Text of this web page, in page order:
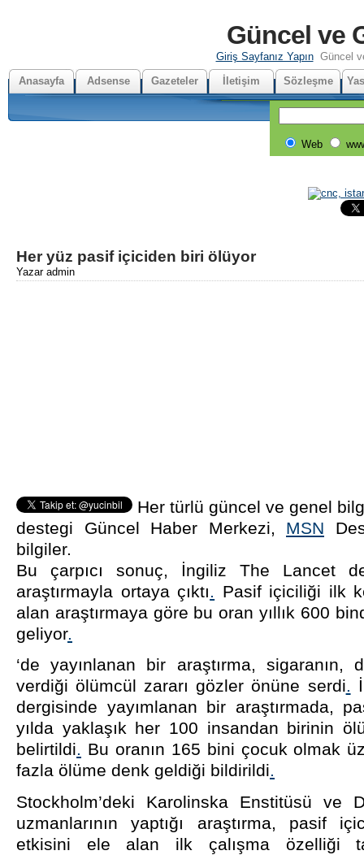
Güncel ve
Giriş Sayfanız Yapın Güncel
Anasayfa
Adsense Gazeteler İletişim Sözleşme
Web
Her yüz pasif içiciden biri ölüyor
Yazar admin
Her türlü güncel ve genel
destegi Güncel Haber Merkezi, MSN
bilgiler.
Bu çarpıcı sonuç, İngiliz The Lancet
araştırmayla ortaya çıktı
Pasif içiciliği ilk
alan araştırmaya göre bu oran yıllık 600
geliyor.
‘de yayınlanan bir araştırma, sigaranın,
verdiği ölümcül zararı gözler önüne serdi.
dergisinde yayımlanan bir araştırmada,
yılda yaklaşık her 100 insandan birinin
belirtildi. Bu oranın 165 bini çocuk olmak
fazla ölüme denk geldiği bildirildi.
Stockholm’deki Karolinska Enstitüsü ve
uzmanlarının yaptığı araştırma, pasif
etkisini ele alan ilk çalışma özelliği